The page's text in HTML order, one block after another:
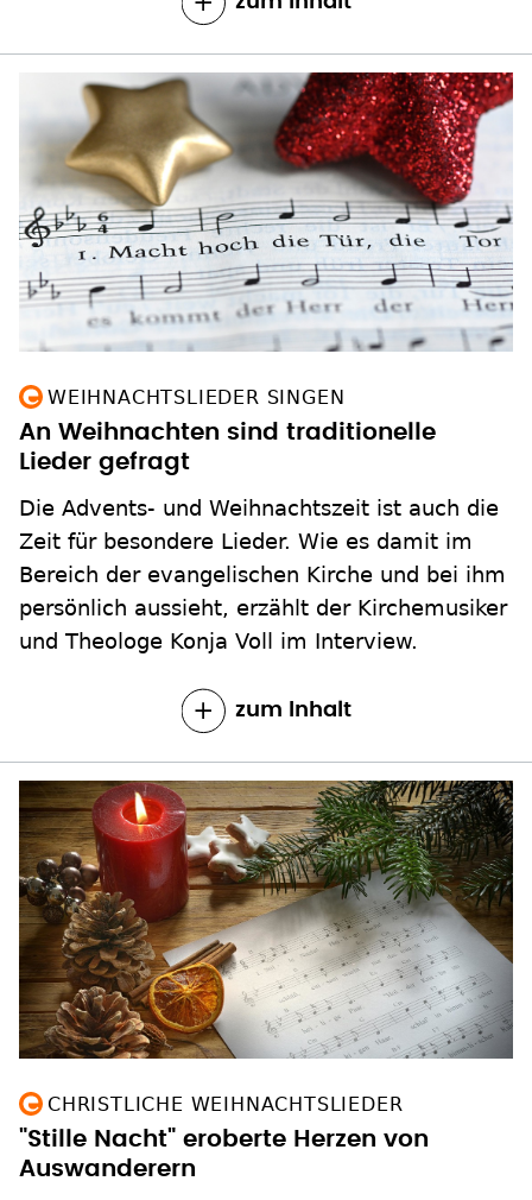
WEIHNACHTSLIEDER SINGEN
An Weihnachten sind traditionelle
Lieder gefragt
Die Advents- und Weihnachtszeit ist auch die
Zeit für besondere Lieder. Wie es damit im
Bereich der evangelischen Kirche und bei ihm
persönlich aussieht, erzählt der Kirchemusiker
und Theologe Konja Voll im Interview.
zum Inhalt
CHRISTLICHE WEIHNACHTSLIEDER
"Stille Nacht" eroberte Herzen von
Auswanderern